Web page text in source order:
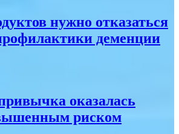
нужно отказаться
деменции
оказалась
риском